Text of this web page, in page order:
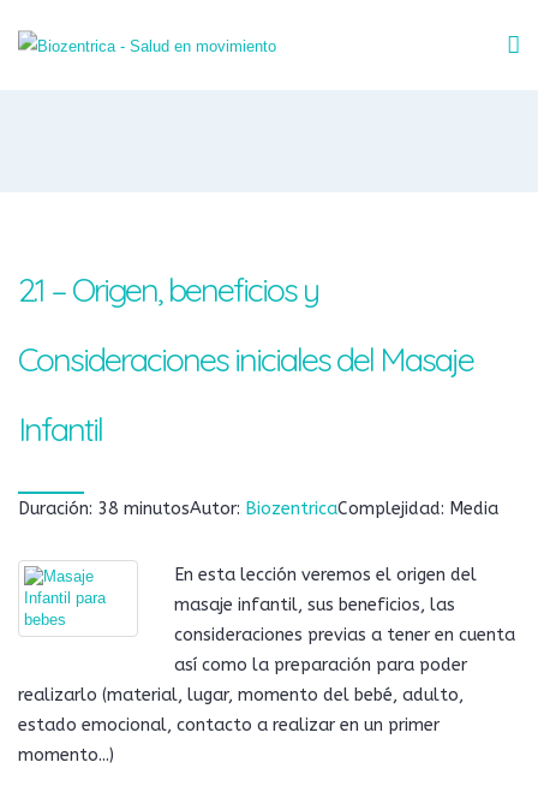
2.1 – Origen, beneficios y
Consideraciones iniciales del Masaje
Infantil
Duración: 38 minutosAutor: BiozentricaComplejidad: Media
En esta lección veremos el origen del
masaje infantil, sus beneficios, las
consideraciones previas a tener en cuenta
así como la preparación para poder
realizarlo (material, lugar, momento del bebé, adulto,
estado emocional, contacto a realizar en un primer
momento...)